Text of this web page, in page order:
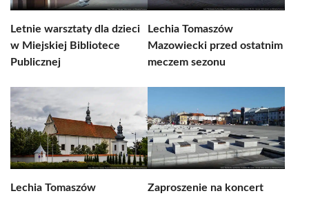
Letnie warsztaty dla dzieci
w Miejskiej Bibliotece
Publicznej
Lechia Tomaszów
Mazowiecki przed ostatnim
meczem sezonu
Lechia Tomaszów
Zaproszenie na koncert